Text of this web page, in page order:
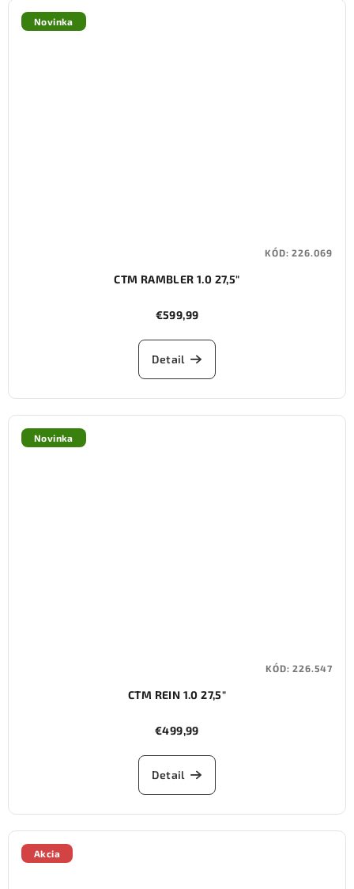
Novinka
CTM RAMBLER 1.0 27,5"
€599,99
Detail
KÓD:226.069
Novinka
CTM REIN 1.0 27,5"
€499,99
Detail
KÓD:226.547
Akcia